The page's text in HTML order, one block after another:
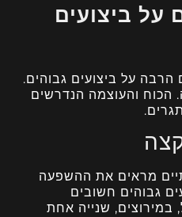
על ביצועים
הרבה על ביצועים גבוהים.
הכוח והעוצמה הנדרשים
מראים את ההשפעה
גבוהים חשובים
במירוצים, שנייה אחת